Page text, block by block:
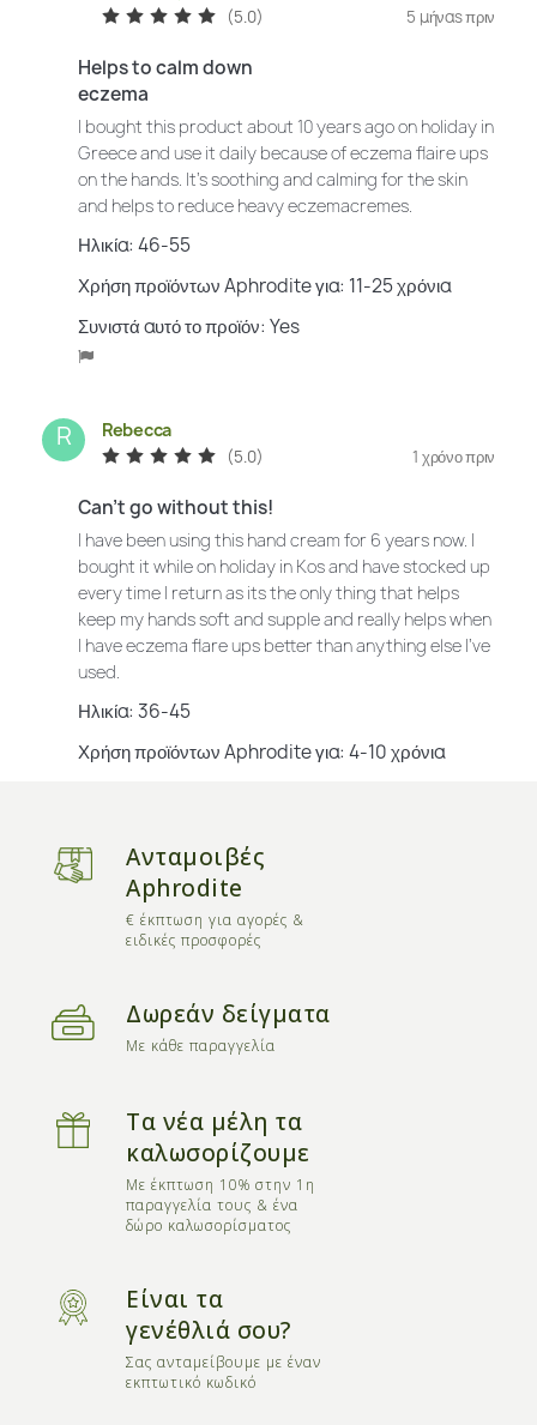
(5.0)
5 μήναs πριν
Helps to calm down
eczema
I bought this product about 10 years ago on holiday in
Greece and use it daily because of eczema flaire ups
on the hands. It's soothing and calming for the skin
and helps to reduce heavy eczemacremes.
Ηλικία: 46-55
Χρήση προϊόντων Aphrodite για: 11-25 χρόνια
Συνιστά αυτό το προϊόν: Yes
R Rebecca
(5.0) 1 χρόνο πριν
Can't go without this!
I have been using this hand cream for 6 years now. I
bought it while on holiday in Kos and have stocked up
every time I return as its the only thing that helps
keep my hands soft and supple and really helps when
I have eczema flare ups better than anything else I've
used.
Ηλικία: 36-45
Χρήση προϊόντων Aphrodite για: 4-10 χρόνια
Arevik
(5.0)
I can’t believe how soft and hydrated my hands feel
after using this hand cream! It leaves my hands
feeling like silk – super soft, smooth, and perfectly
Ηλικία: 36-45
Χρήση προϊόντων Aphrodite για: 1- χρόνια
Συνιστά αυτό το προϊόν: Yes
Ανταμοιβές
Aphrodite
€ έκπτωση για αγορές &
ειδικές προσφορές
Δωρεάν δείγματα
Με κάθε παραγγελία
Τα νέα μέλη τα
καλωσορίζουμε
Με έκπτωση 10% στην 1η
παραγγελία τους & ένα
δώρο καλωσορίσματος
Είναι τα
γενέθλιά σου?
Σας ανταμείβουμε με έναν
εκπτωτικό κωδικό